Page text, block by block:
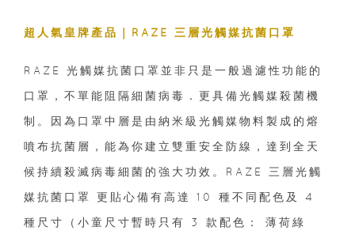
超人氣皇牌產品｜RAZE 三層光觸媒抗菌口罩
RAZE 光觸媒抗菌口罩並非只是一般過濾性功能的
口罩，不單能阻隔細菌病毒．更具備光觸媒殺菌機
制。因為口罩中層是由納米級光觸媒物料製成的熔
噴布抗菌層，能為你建立雙重安全防線，達到全天
候持續殺滅病毒細菌的強大功效。RAZE 三層光觸
媒抗菌口罩 更貼心備有高達 10 種不同配色及 4
種尺寸（小童尺寸暫時只有 3 款配色： 薄荷綠